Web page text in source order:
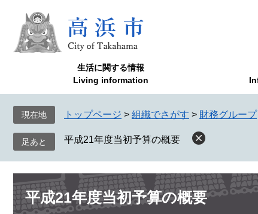
で
ば
へ
生活に関する情報
Living information
現在地 トップページ > 組織でさがす > 財務グループ
平成21年度当初予算の概要
本
文 平成21年度当初予算の概要